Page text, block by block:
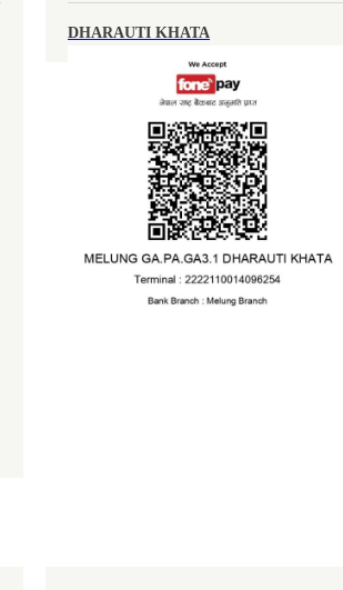
DHARAUTI KHATA